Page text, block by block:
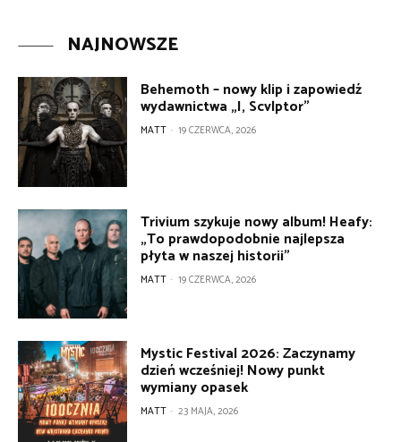
NAJNOWSZE
Behemoth – nowy klip i zapowiedź
wydawnictwa „I, Scvlptor”
MATT - 19 CZERWCA, 2026
Trivium szykuje nowy album! Heafy:
„To prawdopodobnie najlepsza
płyta w naszej historii”
MATT - 19 CZERWCA, 2026
Mystic Festival 2026: Zaczynamy
dzień wcześniej! Nowy punkt
wymiany opasek
MATT - 23 MAJA, 2026